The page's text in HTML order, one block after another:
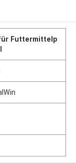
Futtermittelp